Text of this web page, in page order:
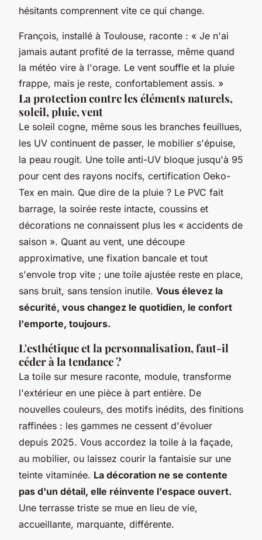
hésitants comprennent vite ce qui change.
François, installé à Toulouse, raconte : « Je n'ai
jamais autant profité de la terrasse, même quand
la météo vire à l'orage. Le vent souffle et la pluie
frappe, mais je reste, confortablement assis. »
La protection contre les éléments naturels,
soleil, pluie, vent
Le soleil cogne, même sous les branches feuillues,
les UV continuent de passer, le mobilier s'épuise,
la peau rougit. Une toile anti-UV bloque jusqu'à 95
pour cent des rayons nocifs, certification Oeko-
Tex en main. Que dire de la pluie ? Le PVC fait
barrage, la soirée reste intacte, coussins et
décorations ne connaissent plus les « accidents de
saison ». Quant au vent, une découpe
approximative, une fixation bancale et tout
s'envole trop vite ; une toile ajustée reste en place,
sans bruit, sans tension inutile. Vous élevez la
sécurité, vous changez le quotidien, le confort
l'emporte, toujours.
L'esthétique et la personnalisation, faut-il
céder à la tendance ?
La toile sur mesure raconte, module, transforme
l'extérieur en une pièce à part entière. De
nouvelles couleurs, des motifs inédits, des finitions
raffinées : les gammes ne cessent d'évoluer
depuis 2025. Vous accordez la toile à la façade,
au mobilier, ou laissez courir la fantaisie sur une
teinte vitaminée. La décoration ne se contente
pas d'un détail, elle réinvente l'espace ouvert.
Une terrasse triste se mue en lieu de vie,
accueillante, marquante, différente.